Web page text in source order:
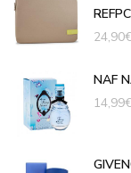
24,90€
NAF
14,99€